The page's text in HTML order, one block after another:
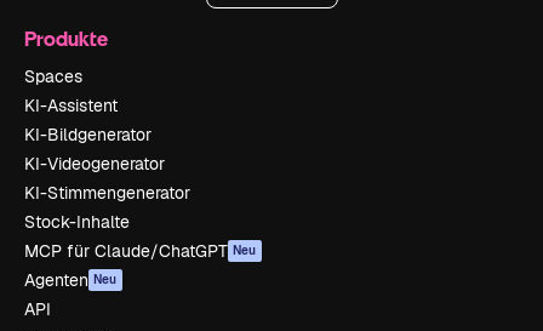
Produkte
Spaces
KI-Assistent
KI-Bildgenerator
KI-Videogenerator
KI-Stimmengenerator
Stock-Inhalte
MCP für Claude/ChatGPT Neu
Agenten Neu
API